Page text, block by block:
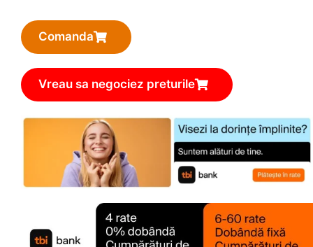
fost:
€2.026,00.
Comanda
Vreau sa negociez preturile